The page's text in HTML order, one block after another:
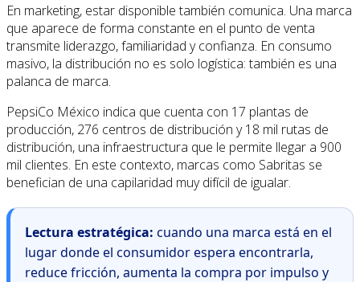
En marketing, estar disponible también comunica. Una marca
que aparece de forma constante en el punto de venta
transmite liderazgo, familiaridad y confianza. En consumo
masivo, la distribución no es solo logística: también es una
palanca de marca.
PepsiCo México indica que cuenta con 17 plantas de
producción, 276 centros de distribución y 18 mil rutas de
distribución, una infraestructura que le permite llegar a 900
mil clientes. En este contexto, marcas como Sabritas se
benefician de una capilaridad muy difícil de igualar.
Lectura estratégica: cuando una marca está en el
lugar donde el consumidor espera encontrarla,
reduce fricción, aumenta la compra por impulso y